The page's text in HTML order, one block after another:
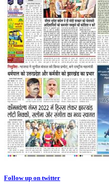
Follow up on twitter